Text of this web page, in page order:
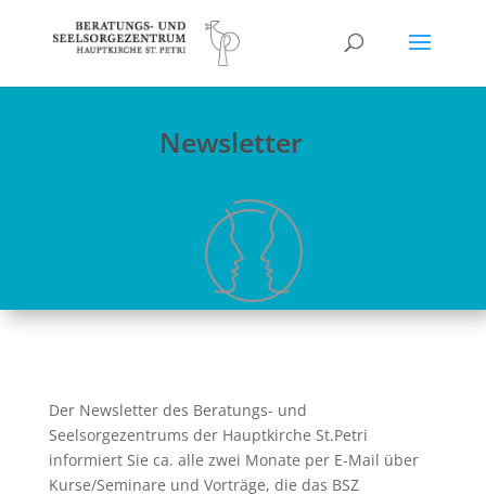
Newsletter
Der Newsletter des Beratungs- und
Seelsorgezentrums der Hauptkirche St.Petri
informiert Sie ca. alle zwei Monate per E-Mail über
Kurse/Seminare und Vorträge, die das BSZ